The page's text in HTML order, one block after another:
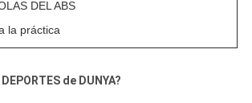
DEL ABS
la práctica
de DUNYA?